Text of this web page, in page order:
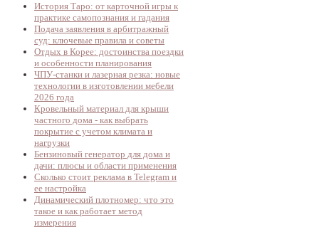
История Таро: от карточной игры к
практике самопознания и гадания
Подача заявления в арбитражный
суд: ключевые правила и советы
Отдых в Корее: достоинства поездки
и особенности планирования
ЧПУ-станки и лазерная резка: новые
технологии в изготовлении мебели
2026 года
Кровельный материал для крыши
частного дома - как выбрать
покрытие с учетом климата и
нагрузки
Бензиновый генератор для дома и
дачи: плюсы и области применения
Сколько стоит реклама в Telegram и
ее настройка
Динамический плотномер: что это
такое и как работает метод
измерения